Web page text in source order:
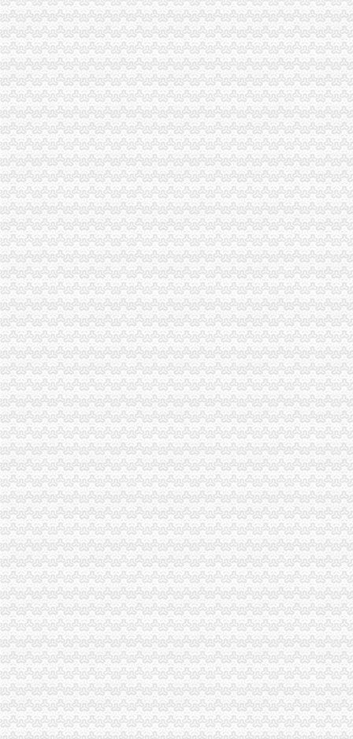
重庆市南岸区企业为员工办理社保流程是如何的？需要哪些手续？_百
2018年南岸区企业法律顾问怎么报名_报名办法_报名流程_报名步骤
南岸区一窗口单位工作人员竟把热水泼向市民
创业注册公司,南岸注册公司,启辰工商咨询（查看）-爱喇叭网
南岸：电子信息企业注册登记行政审批缩短至26天_重庆频道_凤凰网
【重庆途家酒店公寓翡翠明珠店双飞4日3晚自由行（早去午回近南岸
重庆公司变更：南岸区工商执照代办,代理记账,代办各类许可证-重
重庆南岸区工商代办_第1页_重庆论坛_人文_西祠胡同
南岸区民政局离的流程有哪些？-法律知识大全|律师365(.com)
重庆商行：2016年重庆电工焊工钳工等41个工种鉴定办理流程-重庆爱
南岸区社保局公共业务窗口少工作人员态度劣-光重庆
电子信息企业南岸区注册26个工作日搞定-今日重庆-华龙网
2017年重庆合川区公积金办理流程-知识-宜人贷
外地人办重庆老人公交卡流程-重庆本地宝
国网重庆市电力公司南岸供电分公司_新闻中心_中国网